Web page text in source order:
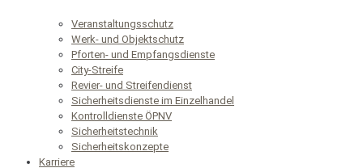
Veranstaltungsschutz
Werk- und Objektschutz
Pforten- und Empfangsdienste
City-Streife
Revier- und Streifendienst
Sicherheitsdienste im Einzelhandel
Kontrolldienste ÖPNV
Sicherheitstechnik
Sicherheitskonzepte
Karriere